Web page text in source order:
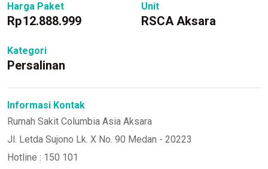
Harga Paket
Rp12.888.999
Unit
RSCA Aksara
Kategori
Persalinan
Informasi Kontak
Rumah Sakit Columbia Asia Aksara
Jl. Letda Sujono Lk. X No. 90 Medan - 20223
Hotline : 150 101